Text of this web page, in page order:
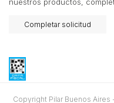
nuestros productos,
Completar solicitud
Copyright Pilar Buenos